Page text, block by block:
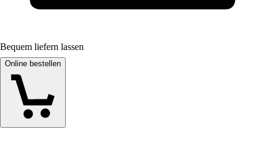
Bequem liefern lassen
Online bestellen